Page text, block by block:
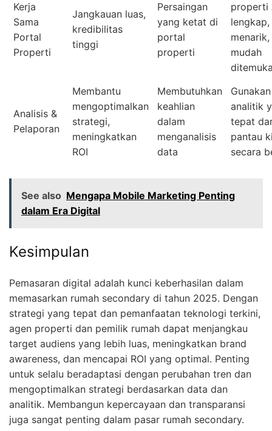
Kerja
Sama
Portal
Properti
Jangkauan luas,
kredibilitas
tinggi
Persaingan
yang ketat di
portal
properti
properti
lengkap,
mudah
Analisis &
Pelaporan
Membantu
mengoptimalkan
strategi,
meningkatkan
ROI
Membutuhkan
keahlian
dalam
menganalisis
data
analitik
tepat
pantau
secara
See also Mengapa Mobile Marketing Penting
dalam Era Digital
Kesimpulan
Pemasaran digital adalah kunci keberhasilan dalam
memasarkan rumah secondary di tahun 2025. Dengan
strategi yang tepat dan pemanfaatan teknologi terkini,
agen properti dan pemilik rumah dapat menjangkau
target audiens yang lebih luas, meningkatkan brand
awareness, dan mencapai ROI yang optimal. Penting
untuk selalu beradaptasi dengan perubahan tren dan
mengoptimalkan strategi berdasarkan data dan
analitik. Membangun kepercayaan dan transparansi
juga sangat penting dalam pasar rumah secondary.